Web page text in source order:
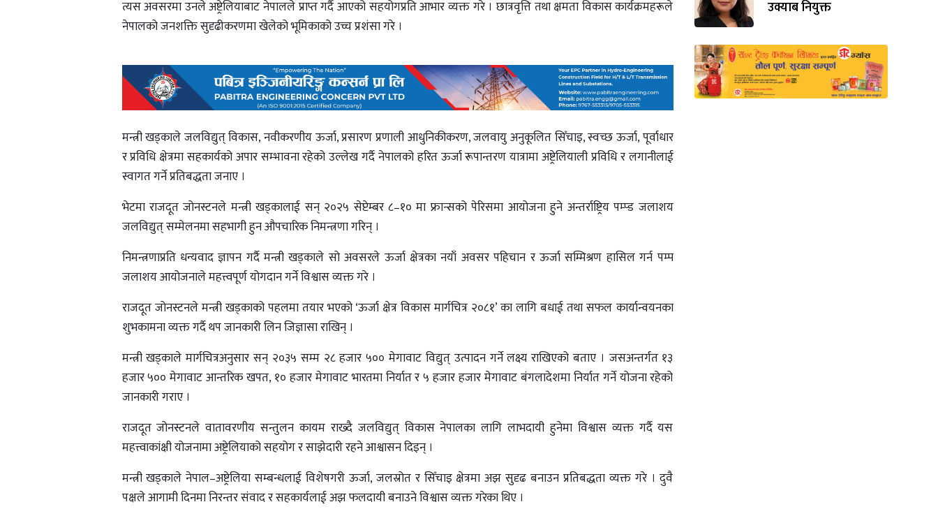
त्यस अवसरमा उनले अष्ट्रेलियाबाट नेपालले प्राप्त गर्दै आएको सहयोगप्रति आभार व्यक्त गरे । छात्रवृत्ति तथा क्षमता विकास कार्यक्रमहरूले
नेपालको जनशक्ति सुदृढीकरणमा खेलेको भूमिकाको उच्च प्रशंसा गरे ।
मन्त्री खड्काले जलविद्युत् विकास, नवीकरणीय ऊर्जा, प्रसारण प्रणाली आधुनिकीकरण, जलवायु अनुकूलित सिँचाइ, स्वच्छ ऊर्जा, पूर्वाधार
र प्रविधि क्षेत्रमा सहकार्यको अपार सम्भावना रहेको उल्लेख गर्दै नेपालको हरित ऊर्जा रूपान्तरण यात्रामा अष्ट्रेलियाली प्रविधि र लगानीलाई
स्वागत गर्ने प्रतिबद्धता जनाए ।
भेटमा राजदूत जोनस्टनले मन्त्री खड्कालाई सन् २०२५ सेप्टेम्बर ८–१० मा फ्रान्सको पेरिसमा आयोजना हुने अन्तर्राष्ट्रिय पम्प्ड जलाशय
जलविद्युत् सम्मेलनमा सहभागी हुन औपचारिक निमन्त्रणा गरिन् ।
निमन्त्रणाप्रति धन्यवाद ज्ञापन गर्दै मन्त्री खड्काले सो अवसरले ऊर्जा क्षेत्रका नयाँ अवसर पहिचान र ऊर्जा सम्मिश्रण हासिल गर्न पम्प
जलाशय आयोजनाले महत्त्वपूर्ण योगदान गर्ने विश्वास व्यक्त गरे ।
राजदूत जोनस्टनले मन्त्री खड्काको पहलमा तयार भएको ‘ऊर्जा क्षेत्र विकास मार्गचित्र २०८१’ का लागि बधाई तथा सफल कार्यान्वयनका
शुभकामना व्यक्त गर्दै थप जानकारी लिन जिज्ञासा राखिन् ।
मन्त्री खड्काले मार्गचित्रअनुसार सन् २०३५ सम्म २८ हजार ५०० मेगावाट विद्युत् उत्पादन गर्ने लक्ष्य राखिएको बताए । जसअन्तर्गत १३
हजार ५०० मेगावाट आन्तरिक खपत, १० हजार मेगावाट भारतमा निर्यात र ५ हजार हजार मेगावाट बंगलादेशमा निर्यात गर्ने योजना रहेको
जानकारी गराए ।
राजदूत जोनस्टनले वातावरणीय सन्तुलन कायम राख्दै जलविद्युत् विकास नेपालका लागि लाभदायी हुनेमा विश्वास व्यक्त गर्दै यस
महत्त्वाकांक्षी योजनामा अष्ट्रेलियाको सहयोग र साझेदारी रहने आश्वासन दिइन् ।
मन्त्री खड्काले नेपाल–अष्ट्रेलिया सम्बन्धलाई विशेषगरी ऊर्जा, जलस्रोत र सिँचाइ क्षेत्रमा अझ सुदृढ बनाउन प्रतिबद्धता व्यक्त गरे । दुवै
पक्षले आगामी दिनमा निरन्तर संवाद र सहकार्यलाई अझ फलदायी बनाउने विश्वास व्यक्त गरेका थिए ।
उक्याब नियुक्त